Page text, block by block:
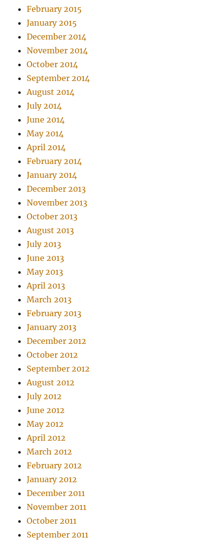
February 2015
January 2015
December 2014
November 2014
October 2014
September 2014
August 2014
July 2014
June 2014
May 2014
April 2014
February 2014
January 2014
December 2013
November 2013
October 2013
August 2013
July 2013
June 2013
May 2013
April 2013
March 2013
February 2013
January 2013
December 2012
October 2012
September 2012
August 2012
July 2012
June 2012
May 2012
April 2012
March 2012
February 2012
January 2012
December 2011
November 2011
October 2011
September 2011